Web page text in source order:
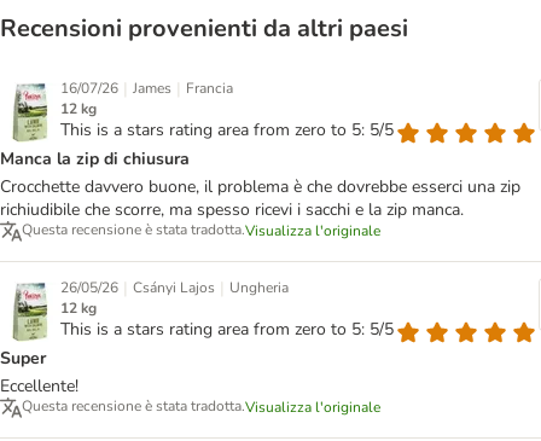
Recensioni provenienti da altri paesi
16/07/26 | James | Francia
12 kg
This is a stars rating area from zero to 5: 5/5
Manca la zip di chiusura
Crocchette davvero buone, il problema è che dovrebbe esserci una zip
richiudibile che scorre, ma spesso ricevi i sacchi e la zip manca.
Questa recensione è stata tradotta.Visualizza l'originale
26/05/26 | Csányi Lajos | Ungheria
12 kg
This is a stars rating area from zero to 5: 5/5
Super
Eccellente!
Questa recensione è stata tradotta.Visualizza l'originale